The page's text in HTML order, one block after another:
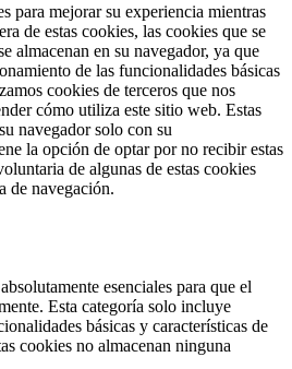
para mejorar su experiencia mientras
de estas cookies, las cookies que se
almacenan en su navegador, ya que
de las funcionalidades básicas
cookies de terceros que nos
cómo utiliza este sitio web. Estas
navegador solo con su
la opción de optar por no recibir estas
de algunas de estas cookies
de navegación.
esenciales para que el
Esta categoría solo incluye
básicas y características de
cookies no almacenan ninguna